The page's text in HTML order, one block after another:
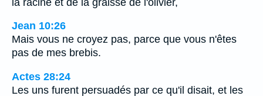
Jean 10:26
Mais vous ne croyez pas, parce que vous n'êtes
pas de mes brebis.
Actes 28:24
Les uns furent persuadés par ce qu'il disait, et les